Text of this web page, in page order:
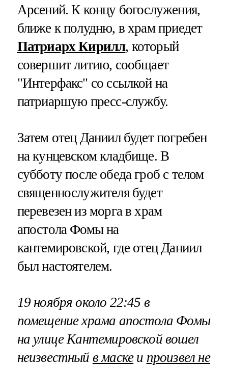
Арсений. К концу богослужения,
ближе к полудню, в храм приедет
Патриарх Кирилл, который
совершит литию, сообщает
"Интерфакс" со ссылкой на
патриаршую пресс-службу.
Затем отец Даниил будет погребен
на кунцевском кладбище. В
субботу после обеда гроб с телом
священнослужителя будет
перевезен из морга в храм
апостола Фомы на
кантемировской, где отец Даниил
был настоятелем.
19 ноября около 22:45 в
помещение храма апостола Фомы
на улице Кантемировской вошел
неизвестный в маскеи произвел не